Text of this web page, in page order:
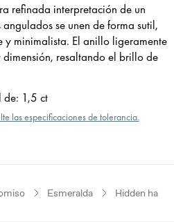
refinada interpretación de un
se unen de forma sutil,
y minimalista. El anillo ligeramente
resaltando el brillo de
de: 1,5 ct
las especificaciones de tolerancia.
Esmeralda Hidden halo